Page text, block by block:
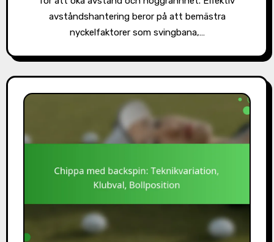
avståndshantering beror på att bemästra
nyckelfaktorer som svingbana,…